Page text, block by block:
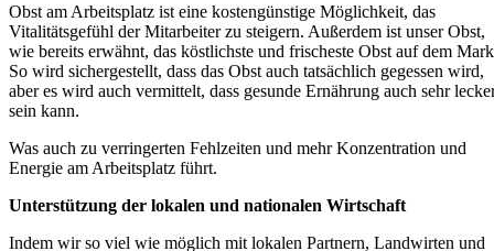
Obst am Arbeitsplatz ist eine kostengünstige Möglichkeit, das
Vitalitätsgefühl der Mitarbeiter zu steigern. Außerdem ist unser Obst,
wie bereits erwähnt, das köstlichste und frischeste Obst auf dem
So wird sichergestellt, dass das Obst auch tatsächlich gegessen wird,
aber es wird auch vermittelt, dass gesunde Ernährung auch sehr
sein kann.
Was auch zu verringerten Fehlzeiten und mehr Konzentration und
Energie am Arbeitsplatz führt.
Unterstützung der lokalen und nationalen Wirtschaft
Indem wir so viel wie möglich mit lokalen Partnern, Landwirten und